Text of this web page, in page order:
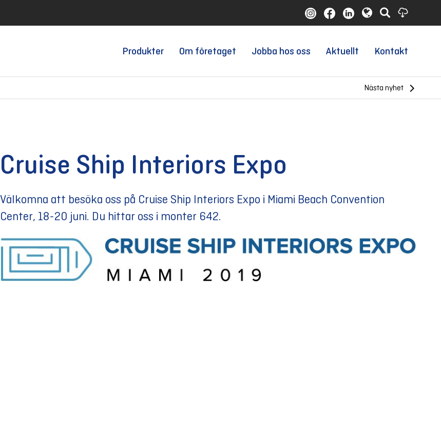
Produkter Om företaget Jobba hos oss Aktuellt Kontakt
Nästa nyhet
Cruise Ship Interiors Expo
Välkomna att besöka oss på Cruise Ship Interiors Expo i Miami Beach Convention
Center, 18-20 juni. Du hittar oss i monter 642.